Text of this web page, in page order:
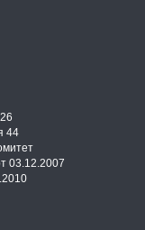
44
03.12.2007